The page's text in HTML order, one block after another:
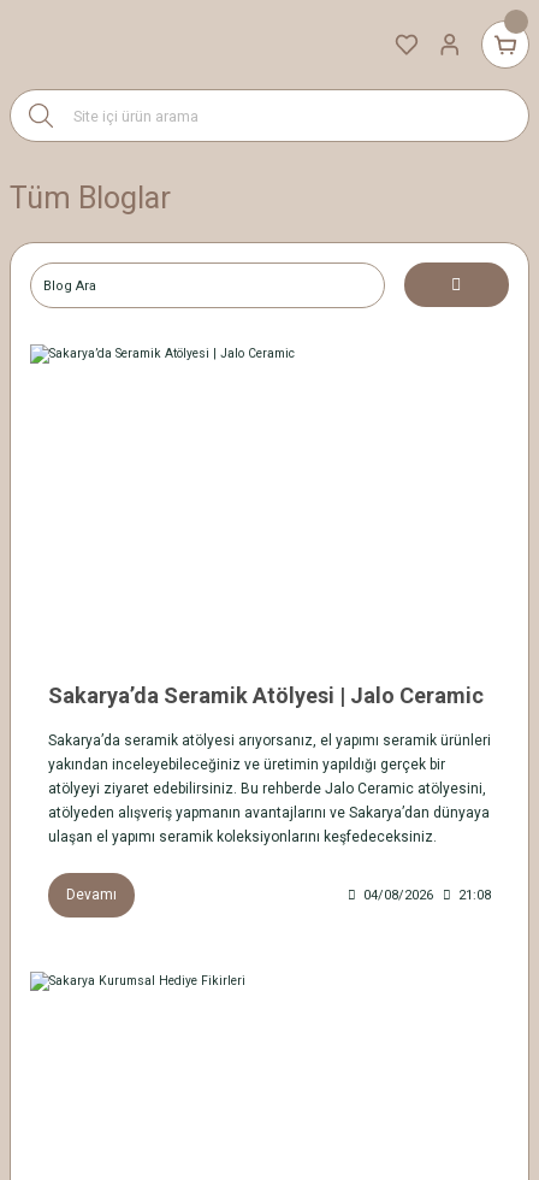
Tüm Bloglar
Sakarya’da Seramik Atölyesi | Jalo Ceramic
Sakarya’da seramik atölyesi arıyorsanız, el yapımı seramik ürünleri
yakından inceleyebileceğiniz ve üretimin yapıldığı gerçek bir
atölyeyi ziyaret edebilirsiniz. Bu rehberde Jalo Ceramic atölyesini,
atölyeden alışveriş yapmanın avantajlarını ve Sakarya’dan dünyaya
ulaşan el yapımı seramik koleksiyonlarını keşfedeceksiniz.
Devamı 04/08/2026 21:08